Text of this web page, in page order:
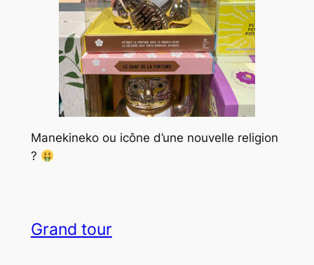
Manekineko ou icône d’une nouvelle religion
?
Grand tour